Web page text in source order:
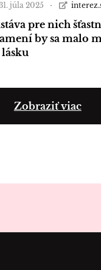
júla 2025
pre nich
by sa malo
lásku
Zobraziť viac